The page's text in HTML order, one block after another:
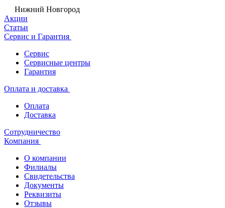
Нижний Новгород
Акции
Статьи
Сервис и Гарантия
Сервис
Сервисные центры
Гарантия
Оплата и доставка
Оплата
Доставка
Сотрудничество
Компания
О компании
Филиалы
Свидетельства
Документы
Реквизиты
Отзывы